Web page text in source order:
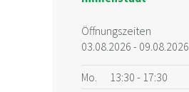
Öffnungszeiten
03.08.2026 - 09.08.2026
Mo.
13:30 - 17:30